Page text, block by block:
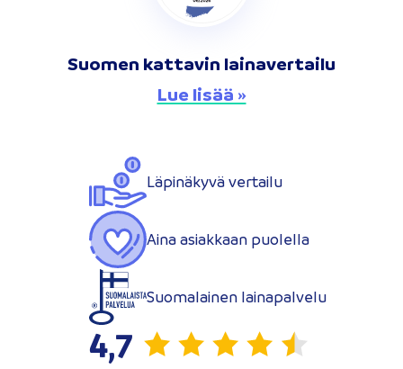
Suomen kattavin lainavertailu
Lue lisää »
Läpinäkyvä vertailu
Aina asiakkaan puolella
Suomalainen lainapalvelu
4,7